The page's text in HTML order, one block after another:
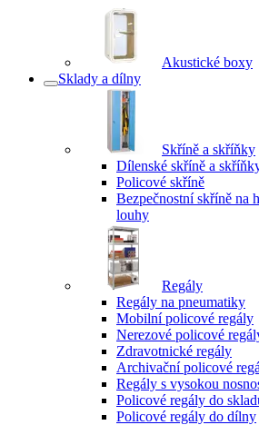
Akustické boxy
Sklady a dílny
Skříně a skříňky
Dílenské skříně a
Policové skříně
Bezpečnostní skříně na
louhy
Regály
Regály na pneumatiky
Mobilní policové regály
Nerezové policové
Zdravotnické regály
Archivační policové
Regály s vysokou
Policové regály do
Policové regály do dílny